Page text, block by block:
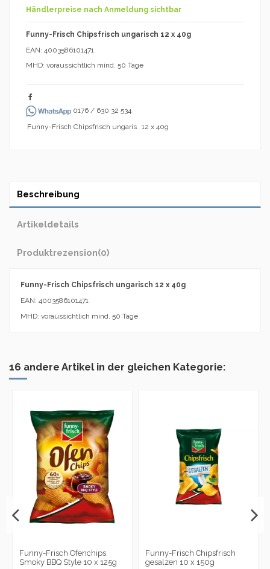
Händlerpreise nach Anmeldung sichtbar
Funny-Frisch Chipsfrisch ungarisch 12 x 40g
EAN: 4003586101471
MHD: voraussichtlich mind. 50 Tage
0176 / 630 32 534
Funny-Frisch Chipsfrisch ungaris 12 x 40g
Beschreibung
Artikeldetails
Produktrezension(0)
Funny-Frisch Chipsfrisch ungarisch 12 x 40g
EAN: 4003586101471
MHD: voraussichtlich mind. 50 Tage
16 andere Artikel in der gleichen Kategorie:
Funny-Frisch Ofenchips
Smoky BBQ Style 10 x 125g
Funny-Frisch Chipsfrisch
gesalzen 10 x 150g